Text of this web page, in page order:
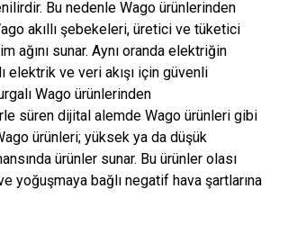
Bu nedenle Wago ürünlerinden
akıllı şebekeleri, üretici ve tüketici
ağını sunar. Aynı oranda elektriğin
elektrik ve veri akışı için güvenli
Wago ürünlerinden
süren dijital alemde Wago ürünleri gibi
ürünleri; yüksek ya da düşük
ürünler sunar. Bu ürünler olası
yoğuşmaya bağlı negatif hava şartlarına